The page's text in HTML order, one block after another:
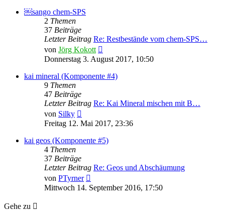
￼sango chem-SPS
2 Themen
37 Beiträge
Letzter Beitrag Re: Restbestände vom chem-SPS…
von Jörg Kokott
Beitrag
Donnerstag 3. August 2017, 10:50
kai mineral (Komponente #4)
9 Themen
47 Beiträge
Letzter Beitrag Re: Kai Mineral mischen mit B…
von Silky
Beitrag
Freitag 12. Mai 2017, 23:36
kai geos (Komponente #5)
4 Themen
37 Beiträge
Letzter Beitrag Re: Geos und Abschäumung
von PTyrner
Beitrag
Mittwoch 14. September 2016, 17:50
Gehe zu